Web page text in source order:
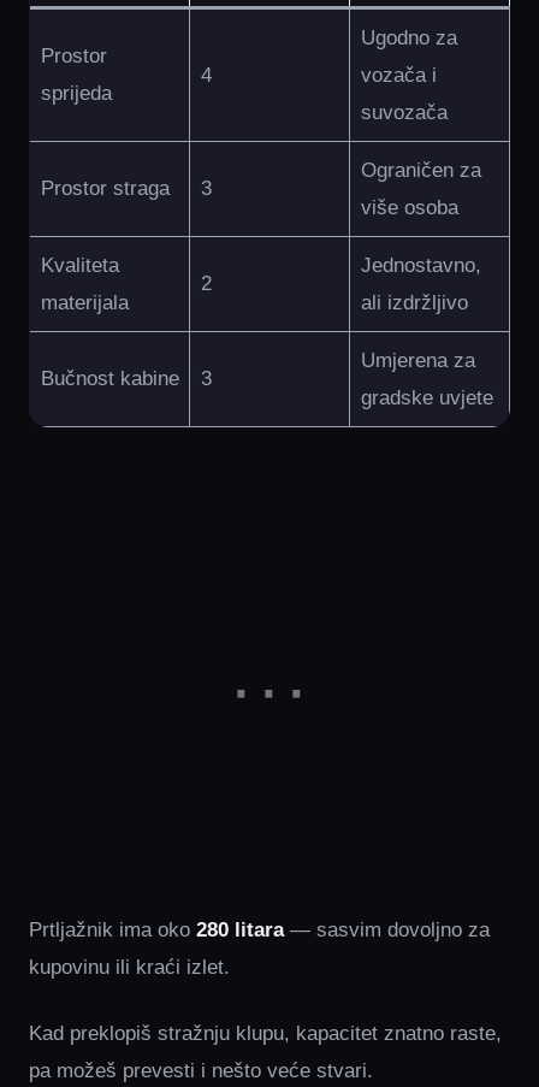
Prostor
sprijeda
4
Ugodno za
vozača i
suvozača
Prostor straga 3
Ograničen za
više osoba
Kvaliteta
materijala
2
Jednostavno,
ali izdržljivo
Bučnost kabine 3
Umjerena za
gradske uvjete
Prtljažnik ima oko 280 litara— sasvim dovoljno za
kupovinu ili kraći izlet.
Kad preklopiš stražnju klupu, kapacitet znatno raste,
pa možeš prevesti i nešto veće stvari.